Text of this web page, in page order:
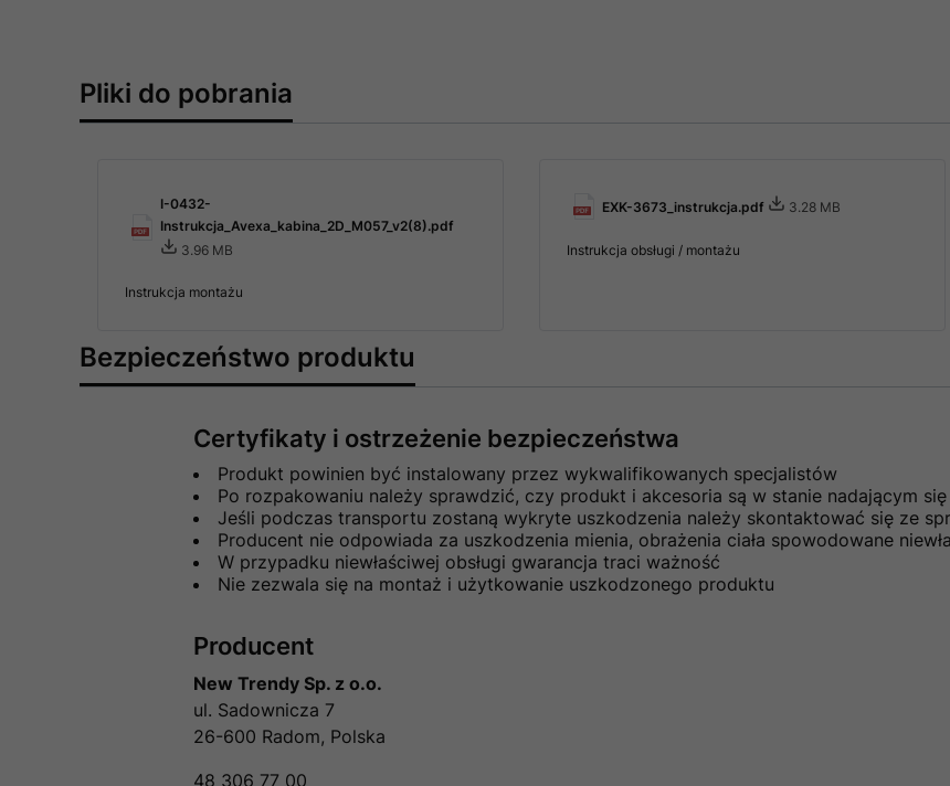
Pliki do pobrania
I-0432-
Instrukcja_Avexa_kabina_2D_M057_v2(8).pdf
3.96 MB
Instrukcja montażu
EXK-3673_instrukcja.pdf 3.28 MB
Instrukcja obsługi / montażu
Bezpieczeństwo produktu
Certyfikaty i ostrzeżenie bezpieczeństwa
Produkt powinien być instalowany przez wykwalifikowanych specjalistów
Po rozpakowaniu należy sprawdzić, czy produkt i akcesoria są w stanie nadającym
Jeśli podczas transportu zostaną wykryte uszkodzenia należy skontaktować się ze
Producent nie odpowiada za uszkodzenia mienia, obrażenia ciała spowodowane
W przypadku niewłaściwej obsługi gwarancja traci ważność
Nie zezwala się na montaż i użytkowanie uszkodzonego produktu
Producent
New Trendy Sp. z o.o.
ul. Sadownicza 7
26-600 Radom, Polska
48 306 77 00